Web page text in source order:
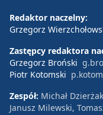
Redaktor naczelny:
Grzegorz
Zastępcy redaktora
Grzegorz Broński
Piotr Kotomski
Zespół: Michał
Janusz Milewski,